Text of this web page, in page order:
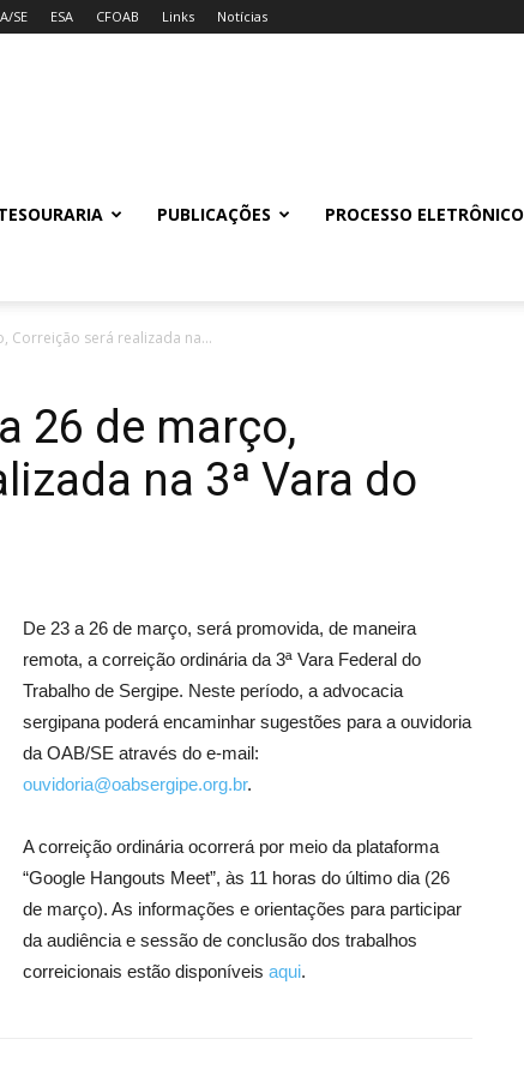
SE ESA CFOAB Links Notícias
PUBLICAÇÕES PROCESSO ELETRÔNICO
Correição será realizada na...
26 de março,
na 3ª Vara do
De 23 a 26 de março, será promovida, de maneira
remota, a correição ordinária da 3ª Vara Federal do
Trabalho de Sergipe. Neste período, a advocacia
sergipana poderá encaminhar sugestões para a ouvidoria
da OAB/SE através do e-mail:
ouvidoria@oabsergipe.org.br.
A correição ordinária ocorrerá por meio da plataforma
“Google Hangouts Meet”, às 11 horas do último dia (26
de março). As informações e orientações para participar
da audiência e sessão de conclusão dos trabalhos
correicionais estão disponíveis aqui.